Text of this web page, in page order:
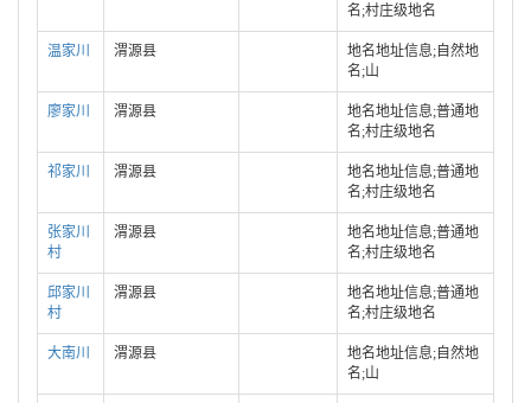
名;村庄级地名
温家川 渭源县
地名地址信息;自然地
名;山
廖家川 渭源县
地名地址信息;普通地
名;村庄级地名
祁家川 渭源县
地名地址信息;普通地
名;村庄级地名
张家川
村
渭源县
地名地址信息;普通地
名;村庄级地名
邱家川
村
渭源县
地名地址信息;普通地
名;村庄级地名
大南川 渭源县
地名地址信息;自然地
名;山